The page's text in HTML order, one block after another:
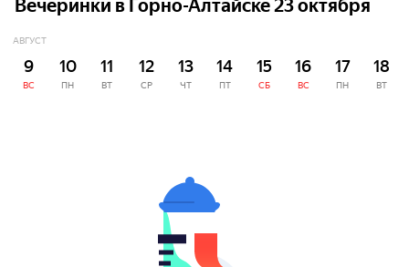
Вечеринки в Горно-Алтайске 23 октября
АВГУСТ
9
ВС
10
ПН
11
ВТ
12
СР
13
ЧТ
14
ПТ
15
СБ
16
ВС
17
ПН
18
ВТ